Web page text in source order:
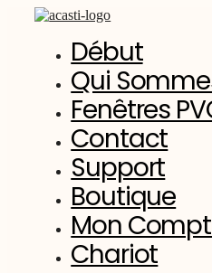
Début
Qui
Fenêtres
Contact
Support
Boutique
Mon
Chariot